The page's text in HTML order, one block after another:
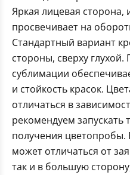
Яркая лицевая сторона,
просвечивает на
Стандартный вариант
стороны, сверху
сублимации
и стойкость красок.
отличаться в
рекомендуем запускать
получения цветопробы.
может отличаться от
так и в большую